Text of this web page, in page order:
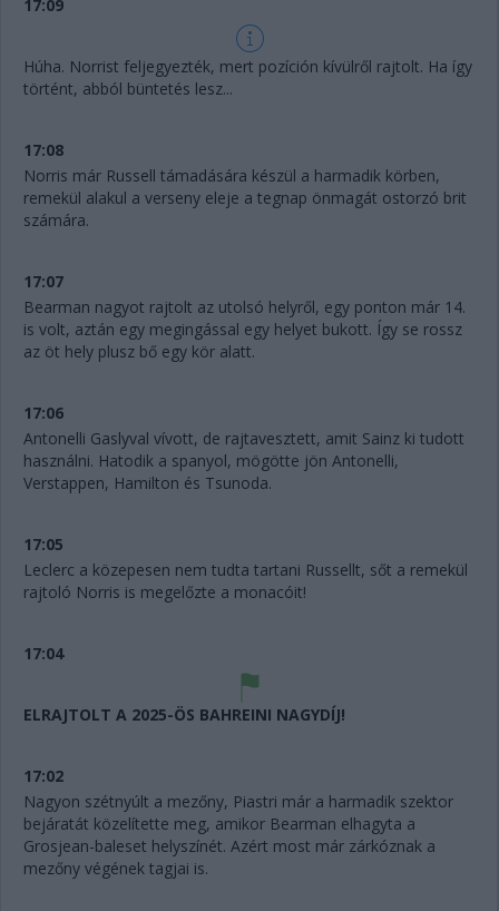
17:09
Húha. Norrist feljegyezték, mert pozíción kívülről rajtolt. Ha így
történt, abból büntetés lesz...
17:08
Norris már Russell támadására készül a harmadik körben,
remekül alakul a verseny eleje a tegnap önmagát ostorzó brit
számára.
17:07
Bearman nagyot rajtolt az utolsó helyről, egy ponton már 14.
is volt, aztán egy megingással egy helyet bukott. Így se rossz
az öt hely plusz bő egy kör alatt.
17:06
Antonelli Gaslyval vívott, de rajtavesztett, amit Sainz ki tudott
használni. Hatodik a spanyol, mögötte jön Antonelli,
Verstappen, Hamilton és Tsunoda.
17:05
Leclerc a közepesen nem tudta tartani Russellt, sőt a remekül
rajtoló Norris is megelőzte a monacóit!
17:04
ELRAJTOLT A 2025-ÖS BAHREINI NAGYDÍJ!
17:02
Nagyon szétnyúlt a mezőny, Piastri már a harmadik szektor
bejáratát közelítette meg, amikor Bearman elhagyta a
Grosjean-baleset helyszínét. Azért most már zárkóznak a
mezőny végének tagjai is.